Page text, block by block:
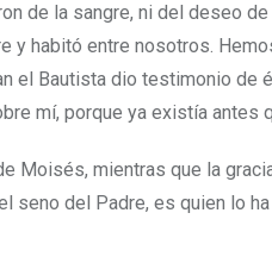
de la sangre, ni del deseo de
y habitó entre nosotros.
el Bautista dio testimonio de
mí, porque ya existía antes
Moisés, mientras que la
seno del Padre, es quien lo